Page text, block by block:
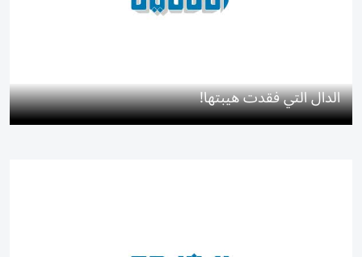
الدال التي فقدت هيبتها!